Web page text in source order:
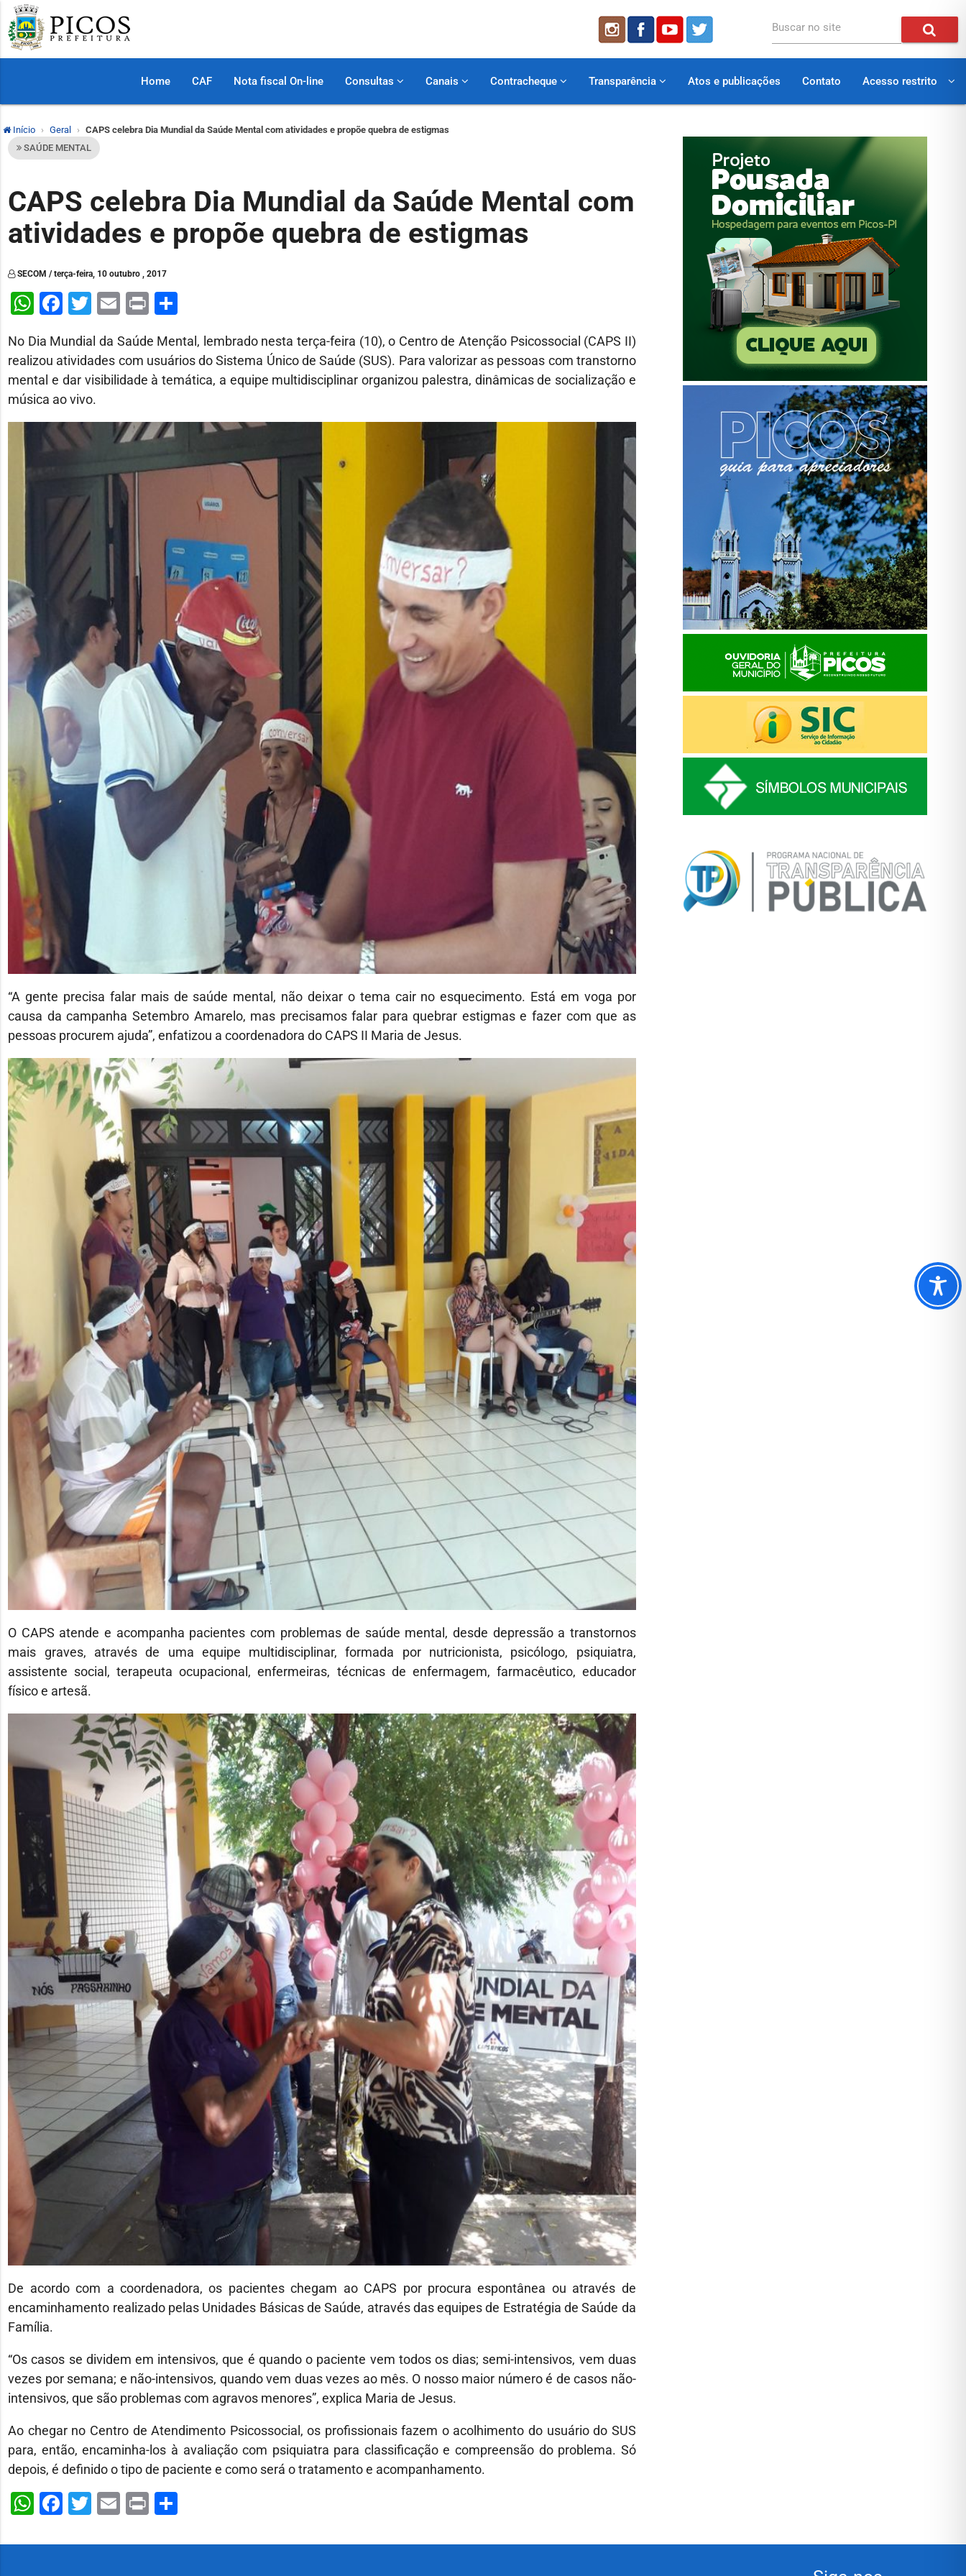
Buscar no site
Home CAF Nota fiscal On-line Consultas Canais Contracheque Transparência Atos e publicações Contato Acesso restrito
Início Geral
CAPS celebra Dia Mundial da Saúde Mental com atividades e propõe quebra de estigmas
SAÚDE MENTAL
CAPS celebra Dia Mundial da Saúde Mental com
atividades e propõe quebra de estigmas
SECOM / terça-feira, 10 outubro , 2017
WhatsApp
Facebook
Twitter
Email
Print
No Dia Mundial da Saúde Mental, lembrado nesta terça-feira (10), o Centro de Atenção Psicossocial (CAPS II)
realizou atividades com usuários do Sistema Único de Saúde (SUS). Para valorizar as pessoas com transtorno
mental e dar visibilidade à temática, a equipe multidisciplinar organizou palestra, dinâmicas de socialização e
música ao vivo.
“A gente precisa falar mais de saúde mental, não deixar o tema cair no esquecimento. Está em voga por
causa da campanha Setembro Amarelo, mas precisamos falar para quebrar estigmas e fazer com que as
pessoas procurem ajuda”, enfatizou a coordenadora do CAPS II Maria de Jesus.
O CAPS atende e acompanha pacientes com problemas de saúde mental, desde depressão a transtornos
mais graves, através de uma equipe multidisciplinar, formada por nutricionista, psicólogo, psiquiatra,
assistente social, terapeuta ocupacional, enfermeiras, técnicas de enfermagem, farmacêutico, educador
físico e artesã.
De acordo com a coordenadora, os pacientes chegam ao CAPS por procura espontânea ou através de
encaminhamento realizado pelas Unidades Básicas de Saúde, através das equipes de Estratégia de Saúde da
Família.
“Os casos se dividem em intensivos, que é quando o paciente vem todos os dias; semi-intensivos, vem duas
vezes por semana; e não-intensivos, quando vem duas vezes ao mês. O nosso maior número é de casos não-
intensivos, que são problemas com agravos menores”, explica Maria de Jesus.
Ao chegar no Centro de Atendimento Psicossocial, os profissionais fazem o acolhimento do usuário do SUS
para, então, encaminha-los à avaliação com psiquiatra para classificação e compreensão do problema. Só
depois, é definido o tipo de paciente e como será o tratamento e acompanhamento.
WhatsApp
Facebook
Twitter
Email
Print